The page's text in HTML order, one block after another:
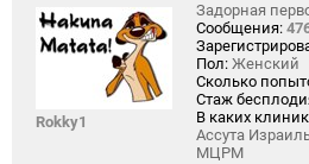
Rokky1
Задорная
Сообщения:
Пол: Женский
Сколько
Стаж
В каких
Ассута
МЦРМ